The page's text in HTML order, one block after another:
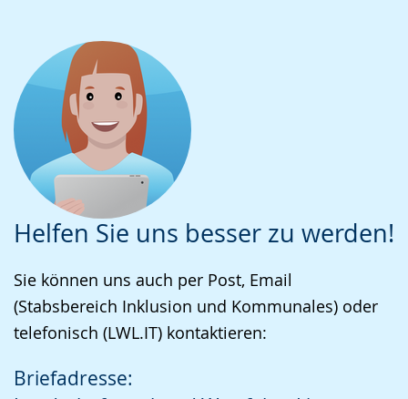
Helfen Sie uns besser zu werden!
Sie können uns auch per Post, Email
(Stabsbereich Inklusion und Kommunales) oder
telefonisch (LWL.IT) kontaktieren:
Briefadresse: